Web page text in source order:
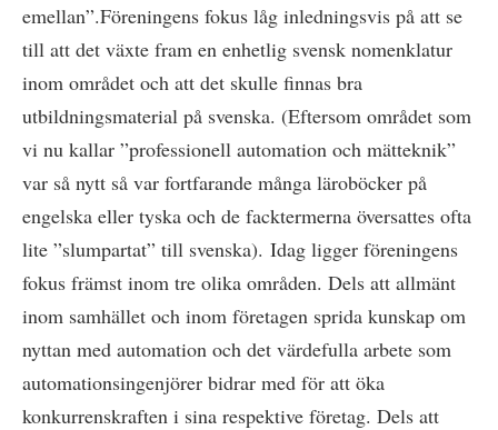
emellan”.Föreningens fokus låg inledningsvis på att se
till att det växte fram en enhetlig svensk nomenklatur
inom området och att det skulle finnas bra
utbildningsmaterial på svenska. (Eftersom området som
vi nu kallar ”professionell automation och mätteknik”
var så nytt så var fortfarande många läroböcker på
engelska eller tyska och de facktermerna översattes ofta
lite ”slumpartat” till svenska). Idag ligger föreningens
fokus främst inom tre olika områden. Dels att allmänt
inom samhället och inom företagen sprida kunskap om
nyttan med automation och det värdefulla arbete som
automationsingenjörer bidrar med för att öka
konkurrenskraften i sina respektive företag. Dels att